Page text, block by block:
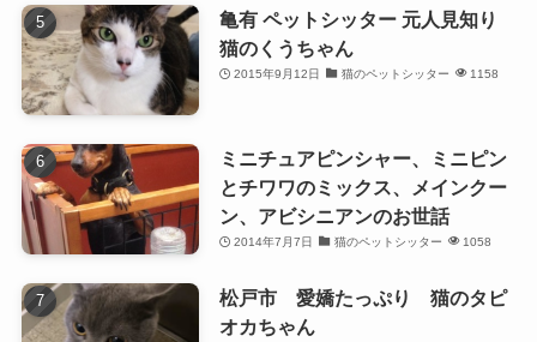
亀有 ペットシッター 元人見知り
猫のくうちゃん
2015年9月12日 猫のペットシッター 1158
ミニチュアピンシャー、ミニピン
とチワワのミックス、メインクー
ン、アビシニアンのお世話
2014年7月7日 猫のペットシッター 1058
松戸市 愛嬌たっぷり 猫のタピ
オカちゃん